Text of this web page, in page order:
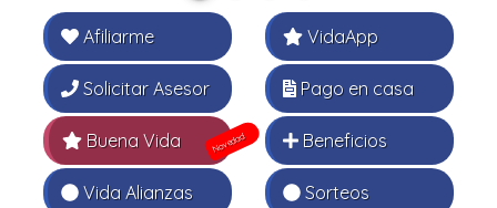
Afiliarme
Solicitar Asesor
Buena Vida Novedad
Vida Alianzas
VidaApp
Pago en casa
Beneficios
Sorteos